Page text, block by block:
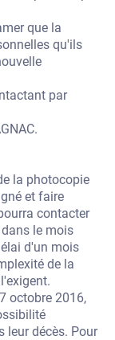
que la
qu'ils
par
la photocopie
et faire
contacter
le mois
d'un mois
de la
octobre 2016,
leur décès. Pour